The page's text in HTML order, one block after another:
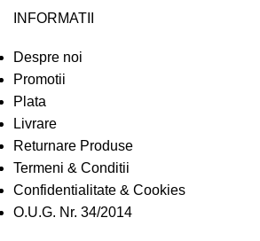
INFORMATII
Despre noi
Promotii
Plata
Livrare
Returnare Produse
Termeni & Conditii
Confidentialitate & Cookies
O.U.G. Nr. 34/2014